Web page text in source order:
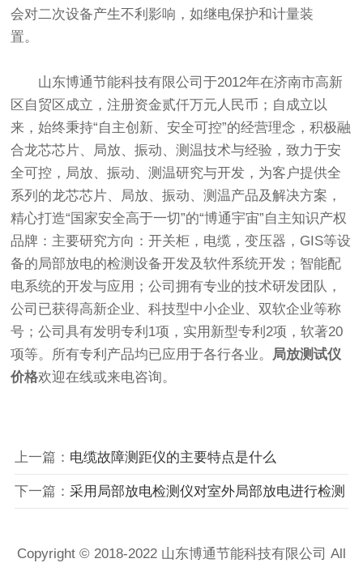
会对二次设备产生不利影响，如继电保护和计量装
置。
山东博通节能科技有限公司于2012年在济南市高新
区自贸区成立，注册资金贰仟万元人民币；自成立以
来，始终秉持“自主创新、安全可控”的经营理念，积极融
合龙芯芯片、局放、振动、测温技术与经验，致力于安
全可控，局放、振动、测温研究与开发，为客户提供全
系列的龙芯芯片、局放、振动、测温产品及解决方案，
精心打造“国家安全高于一切”的“博通宇宙”自主知识产权
品牌：主要研究方向：开关柜，电缆，变压器，GIS等设
备的局部放电的检测设备开发及软件系统开发；智能配
电系统的开发与应用；公司拥有专业的技术研发团队，
公司已获得高新企业、科技型中小企业、双软企业等称
号；公司具有发明专利1项，实用新型专利2项，软著20
项等。所有专利产品均已应用于各行各业。 局放测试仪
价格欢迎在线或来电咨询。
上一篇： 电缆故障测距仪的主要特点是什么
下一篇： 采用局部放电检测仪对室外局部放电进行检测
Copyright © 2018-2022 山东博通节能科技有限公司 All